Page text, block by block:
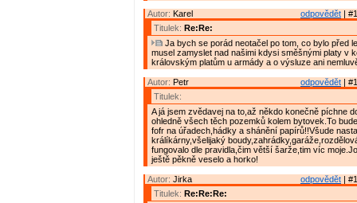
odpovědět |
Autor: Karel
Titulek: Re:Re:
Ja bych se porád neotačel po tom, co bylo před
musel zamyslet nad našimi kdysi směšnými platy v
královským platům u armády a o výsluze ani
odpovědět |
Autor: Petr
Titulek:
A já jsem zvědavej na to,až někdo konečně píchne
ohledně všech těch pozemků kolem bytovek.To
fofr na úřadech,hádky a shánění papírů!!Všude
králíkárny,všelijaký
fungovalo dle pravidla,čim větší šarže,tim víc
ještě pěkně veselo a horko!
odpovědět |
Autor: Jirka
Titulek: Re:Re:Re: